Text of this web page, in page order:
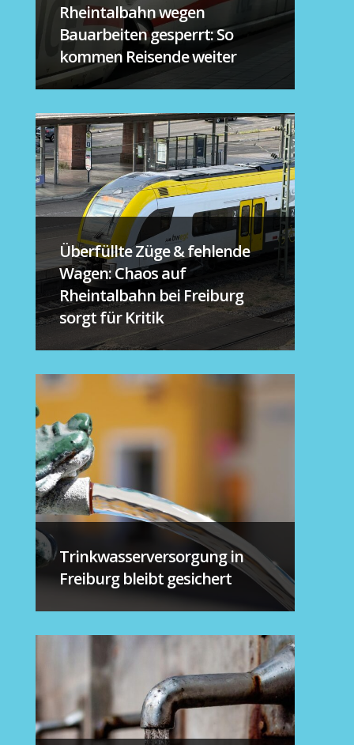
Rheintalbahn wegen
Bauarbeiten gesperrt: So
kommen Reisende weiter
Überfüllte Züge & fehlende
Wagen: Chaos auf
Rheintalbahn bei Freiburg
sorgt für Kritik
Trinkwasserversorgung in
Freiburg bleibt gesichert